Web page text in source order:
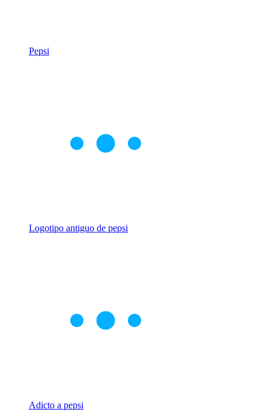
Pepsi
Logotipo antiguo de pepsi
Adicto a pepsi